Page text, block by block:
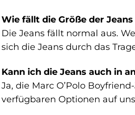
Wie fällt die Größe der Jeans
Die Jeans fällt normal aus.
sich die Jeans durch das
Kann ich die Jeans auch in
Ja, die Marc O’Polo
verfügbaren Optionen auf